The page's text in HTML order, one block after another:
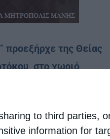
to third parties,
information for
προεξήρχε της Θείας
στο χωριό
τον
π. Γεώργιο Δαμιανάκο,